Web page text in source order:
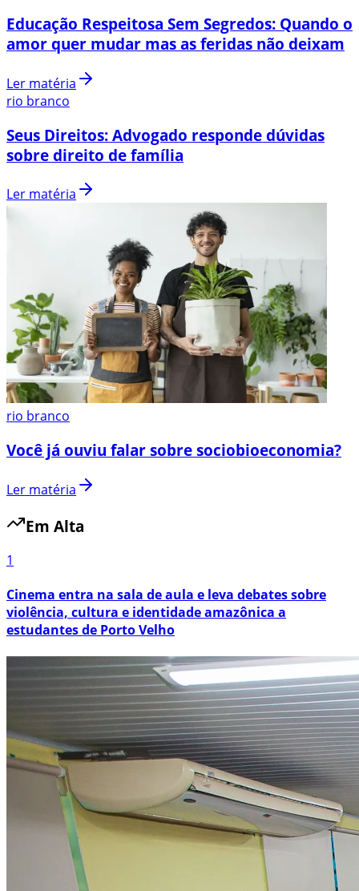
Educação Respeitosa Sem Segredos: Quando o
amor quer mudar mas as feridas não deixam
Ler matéria
rio branco
Seus Direitos: Advogado responde dúvidas
sobre direito de família
Ler matéria
rio branco
Você já ouviu falar sobre sociobioeconomia?
Ler matéria
Em Alta
1
Cinema entra na sala de aula e leva debates sobre
violência, cultura e identidade amazônica a
estudantes de Porto Velho